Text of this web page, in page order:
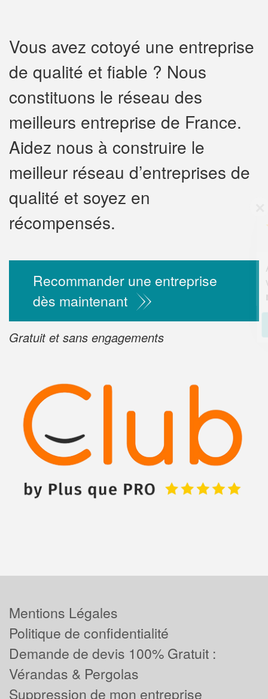
Vous avez cotoyé une entreprise
de qualité et fiable ? Nous
constituons le réseau des
meilleurs entreprise de France.
Aidez nous à construire le
meilleur réseau d’entreprises de
qualité et soyez en
récompensés.
Recommander une entreprise
dès maintenant
Gratuit et sans engagements
✕
vosmargestout en
nouveaux clients
En savoir
Mentions Légales
Politique de confidentialité
Demande de devis 100% Gratuit :
Vérandas & Pergolas
Suppression de mon entreprise